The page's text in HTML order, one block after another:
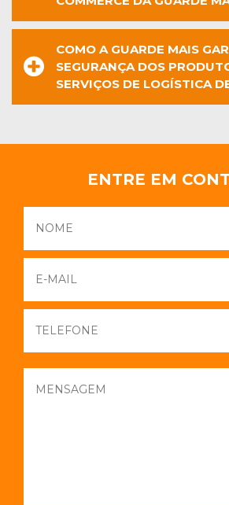
COMO A GUARDE MAIS
SEGURANÇA DOS
SERVIÇOS DE LOGÍSTICA
ENTRE EM